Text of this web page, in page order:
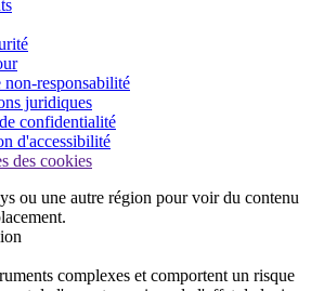
non-responsabilité
juridiques
confidentialité
d'accessibilité
des cookies
ou une autre région pour voir du contenu
complexes et comportent un risque